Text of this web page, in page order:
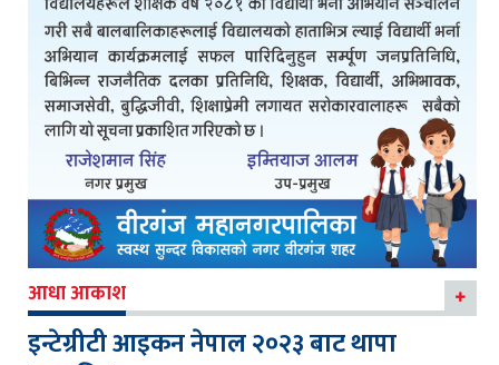
आधा आकाश
इन्टेग्रीटी आइकन नेपाल २०२३ बाट थापा